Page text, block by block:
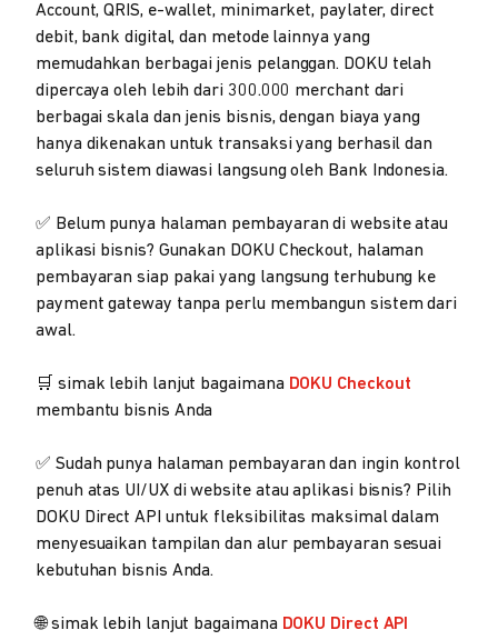
Account, QRIS, e-wallet, minimarket, paylater, direct
debit, bank digital, dan metode lainnya yang
memudahkan berbagai jenis pelanggan. DOKU telah
dipercaya oleh lebih dari 300.000 merchant dari
berbagai skala dan jenis bisnis, dengan biaya yang
hanya dikenakan untuk transaksi yang berhasil dan
seluruh sistem diawasi langsung oleh Bank Indonesia.
✅ Belum punya halaman pembayaran di website atau
aplikasi bisnis? Gunakan DOKU Checkout, halaman
pembayaran siap pakai yang langsung terhubung ke
payment gateway tanpa perlu membangun sistem dari
awal.
🛒 simak lebih lanjut bagaimana DOKU Checkout
membantu bisnis Anda
✅ Sudah punya halaman pembayaran dan ingin kontrol
penuh atas UI/UX di website atau aplikasi bisnis? Pilih
DOKU Direct API untuk fleksibilitas maksimal dalam
menyesuaikan tampilan dan alur pembayaran sesuai
kebutuhan bisnis Anda.
🌐 simak lebih lanjut bagaimana DOKU Direct API